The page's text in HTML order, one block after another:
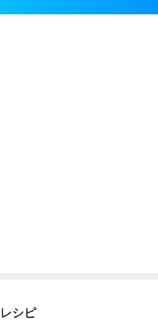
シピ